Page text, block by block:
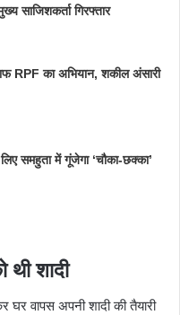
साजिशकर्ता गिरफ्तार
RPF का अभियान, शकील अंसारी
समहुता में गूंजेगा ‘चौका-छक्का’
शादी
वापस अपनी शादी की तैयारी